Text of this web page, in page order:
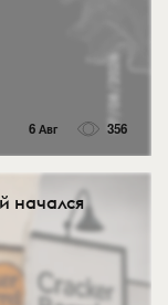
6 Авг 356
начался